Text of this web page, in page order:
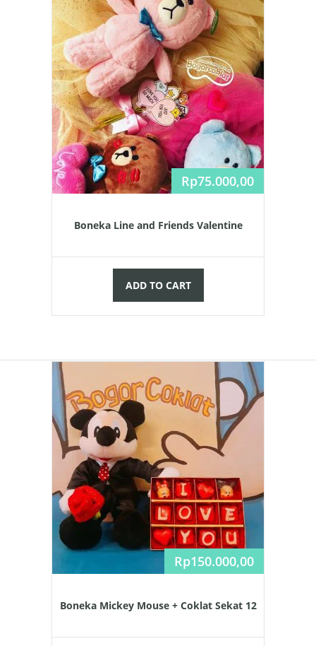
Rp75.000,00
Boneka Line and Friends Valentine
ADD TO CART
Rp150.000,00
Boneka Mickey Mouse + Coklat Sekat 12